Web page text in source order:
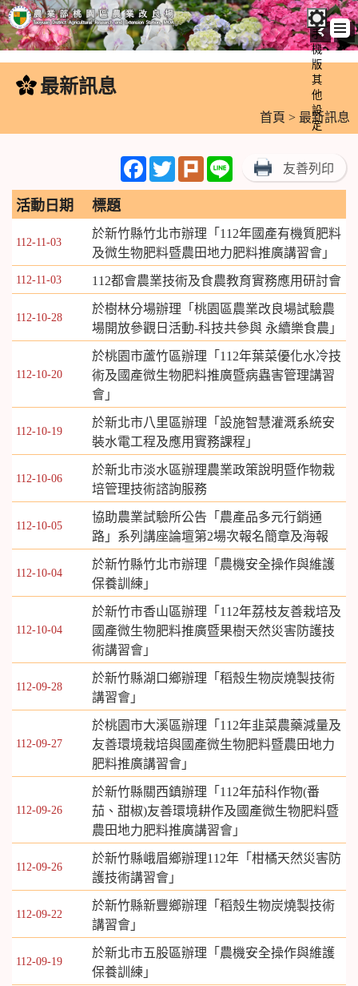
跳
內
手
機
版
其
他
設
定
最新訊息
首頁 > 最新訊息
FacebookTwitterPlurk Line 友善列印
活動日期 標題
112-11-03
於新竹縣竹北市辦理「112年國產有機質肥料
及微生物肥料暨農田地力肥料推廣講習會」
112-11-03 112都會農業技術及食農教育實務應用研討會
112-10-28
於樹林分場辦理「桃園區農業改良場試驗農
場開放參觀日活動-科技共參與 永續樂食農」
112-10-20
於桃園市蘆竹區辦理「112年葉菜優化水冷技
術及國產微生物肥料推廣暨病蟲害管理講習
會」
112-10-19
於新北市八里區辦理「設施智慧灌溉系統安
裝水電工程及應用實務課程」
112-10-06
於新北市淡水區辦理農業政策說明暨作物栽
培管理技術諮詢服務
112-10-05
協助農業試驗所公告「農產品多元行銷通
路」系列講座論壇第2場次報名簡章及海報
112-10-04
於新竹縣竹北市辦理「農機安全操作與維護
保養訓練」
112-10-04
於新竹市香山區辦理「112年荔枝友善栽培及
國產微生物肥料推廣暨果樹天然災害防護技
術講習會」
112-09-28
於新竹縣湖口鄉辦理「稻殼生物炭燒製技術
講習會」
112-09-27
於桃園市大溪區辦理「112年韭菜農藥減量及
友善環境栽培與國產微生物肥料暨農田地力
肥料推廣講習會」
112-09-26
於新竹縣關西鎮辦理「112年茄科作物(番
茄、甜椒)友善環境耕作及國產微生物肥料暨
農田地力肥料推廣講習會」
112-09-26
於新竹縣峨眉鄉辦理112年「柑橘天然災害防
護技術講習會」
112-09-22
於新竹縣新豐鄉辦理「稻殼生物炭燒製技術
講習會」
112-09-19
於新北市五股區辦理「農機安全操作與維護
保養訓練」